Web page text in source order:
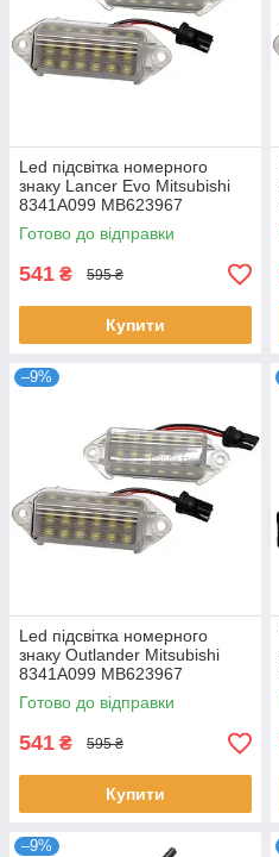
Led підсвітка номерного
знаку Lancer Evo Mitsubishi
8341A099 MB623967
Готово до відправки
541 ₴ 595 ₴
Купити
–9%
Led підсвітка номерного
знаку Outlander Mitsubishi
8341A099 MB623967
Готово до відправки
541 ₴ 595 ₴
Купити
–9%